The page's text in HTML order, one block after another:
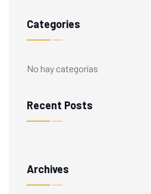
Categories
No hay categorías
Recent Posts
Archives